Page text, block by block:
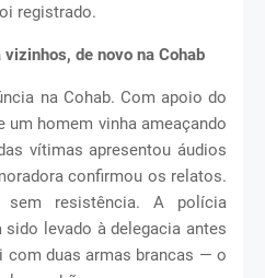
registrado.
de novo na Cohab
na Cohab. Com apoio do
um homem vinha ameaçando
vítimas apresentou áudios
confirmou os relatos.
resistência. A polícia
levado à delegacia antes
com duas armas brancas — o